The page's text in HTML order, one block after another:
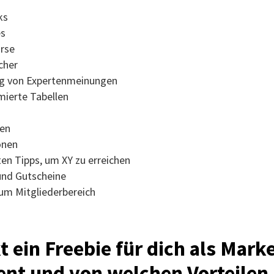
von Expertenmeinungen
Tabellen
Tipps, um XY zu erreichen
Gutscheine
Mitgliederbereich
ein Freebie für dich als